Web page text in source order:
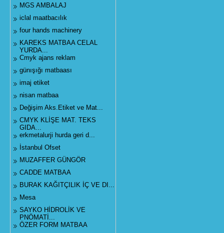
MGS AMBALAJ
iclal maatbacılık
four hands machinery
KAREKS MATBAA CELAL
YURDA...
Cmyk ajans reklam
günışığı matbaası
imaj etiket
nisan matbaa
Değişim Aks.Etiket ve Mat...
CMYK KLİŞE MAT. TEKS
GIDA...
erkmetalurji hurda geri d...
İstanbul Ofset
MUZAFFER GÜNGÖR
CADDE MATBAA
BURAK KAĞITÇILIK İÇ VE DI...
Mesa
SAYKO HİDROLİK VE
PNÖMATİ...
ÖZER FORM MATBAA